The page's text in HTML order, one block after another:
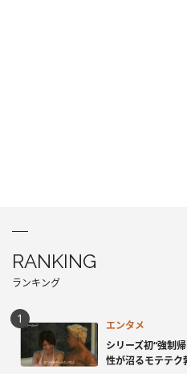
RANKING
ランキング
エンタメ
シリーズ初“強制
性が沼るモテテク